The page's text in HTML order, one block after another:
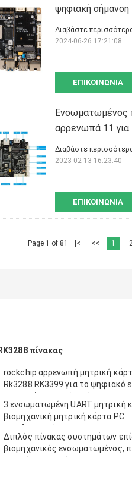
ψηφιακή σήμανση
ΕΠΙΚΟΙΝΩΝΊΑ
Διαβάστε
2024-06-26 17:21:08
Ενσωματωμένος
αρρενωπά 11
ΕΠΙΚΟΙΝΩΝΊΑ
Διαβάστε
2023-02-13 16:23:40
Page 1 of 81 |< << 1
RK3288 πίνακας
rockchip αρρενωπή μητρική
Rk3288 RK3399 για το ψηφιακό
του Media Player Pos
3 ενσωματωμένη UART μητρική
βιομηχανική μητρική κάρτα PC
Διπλός πίνακας συστημάτων
βιομηχανικός ενσωματωμένος,